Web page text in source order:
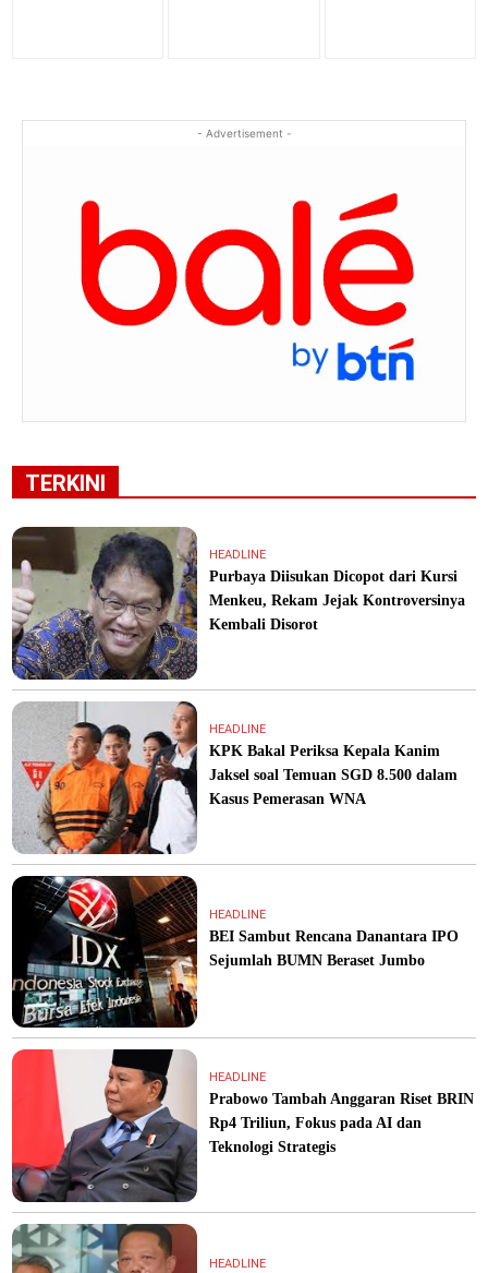
- Advertisement -
TERKINI
HEADLINE
Purbaya Diisukan Dicopot dari Kursi
Menkeu, Rekam Jejak Kontroversinya
Kembali Disorot
HEADLINE
KPK Bakal Periksa Kepala Kanim
Jaksel soal Temuan SGD 8.500 dalam
Kasus Pemerasan WNA
HEADLINE
BEI Sambut Rencana Danantara IPO
Sejumlah BUMN Beraset Jumbo
HEADLINE
Prabowo Tambah Anggaran Riset BRIN
Rp4 Triliun, Fokus pada AI dan
Teknologi Strategis
HEADLINE